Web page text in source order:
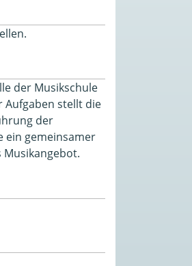
der Musikschule
Aufgaben stellt die
der
ein gemeinsamer